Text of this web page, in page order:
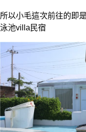
所以小毛這次前往的即
泳池villa民宿